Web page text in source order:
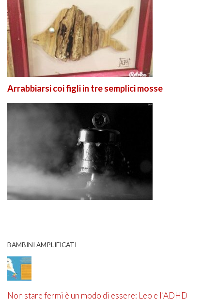
Arrabbiarsi coi figli in tre semplici mosse
BAMBINI AMPLIFICATI
Non stare fermi è un modo di essere: Leo e l’ADHD